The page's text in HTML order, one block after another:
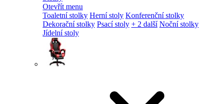
Otevřít menu
Toaletní stolky Herní stoly Konferenční stolky
Dekorační stolky Psací stoly + 2 další Noční stolky
Jídelní stoly